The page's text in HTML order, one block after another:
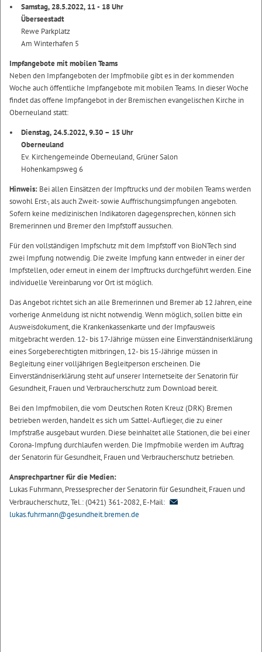
Samstag, 28.5.2022, 11 - 18 Uhr
Überseestadt
Rewe Parkplatz
Am Winterhafen 5
Impfangebote mit mobilen Teams
Neben den Impfangeboten der Impfmobile gibt es in der kommenden
Woche auch öffentliche Impfangebote mit mobilen Teams. In dieser Woche
findet das offene Impfangebot in der Bremischen evangelischen Kirche in
Oberneuland statt:
Dienstag, 24.5.2022, 9.30 – 15 Uhr
Oberneuland
Ev. Kirchengemeinde Oberneuland, Grüner Salon
Hohenkampsweg 6
Hinweis: Bei allen Einsätzen der Impftrucks und der mobilen Teams werden
sowohl Erst-, als auch Zweit- sowie Auffrischungsimpfungen angeboten.
Sofern keine medizinischen Indikatoren dagegensprechen, können sich
Bremerinnen und Bremer den Impfstoff aussuchen.
Für den vollständigen Impfschutz mit dem Impfstoff von BioNTech sind
zwei Impfung notwendig. Die zweite Impfung kann entweder in einer der
Impfstellen, oder erneut in einem der Impftrucks durchgeführt werden. Eine
individuelle Vereinbarung vor Ort ist möglich.
Das Angebot richtet sich an alle Bremerinnen und Bremer ab 12 Jahren, eine
vorherige Anmeldung ist nicht notwendig. Wenn möglich, sollen bitte ein
Ausweisdokument, die Krankenkassenkarte und der Impfausweis
mitgebracht werden. 12- bis 17-Jährige müssen eine Einverständniserklärung
eines Sorgeberechtigten mitbringen, 12- bis 15-Jährige müssen in
Begleitung einer volljährigen Begleitperson erscheinen. Die
Einverständniserklärung steht auf unserer Internetseite der Senatorin für
Gesundheit, Frauen und Verbraucherschutz zum Download bereit.
Bei den Impfmobilen, die vom Deutschen Roten Kreuz (DRK) Bremen
betrieben werden, handelt es sich um Sattel-Auflieger, die zu einer
Impfstraße ausgebaut wurden. Diese beinhaltet alle Stationen, die bei einer
Corona-Impfung durchlaufen werden. Die Impfmobile werden im Auftrag
der Senatorin für Gesundheit, Frauen und Verbraucherschutz betrieben.
Ansprechpartner für die Medien:
Lukas Fuhrmann, Pressesprecher der Senatorin für Gesundheit, Frauen und
Verbraucherschutz, Tel.: (0421) 361-2082, E-Mail:
lukas.fuhrmann@gesundheit.bremen.de